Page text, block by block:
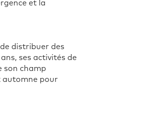
et la
distribuer des
ses activités de
son champ
automne pour